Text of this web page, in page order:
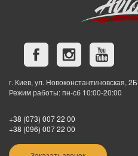
г. Киев, ул. Новоконстантиновская, 2Б
Режим работы: пн-сб 10:00-20:00
+38 (073) 007 22 00
+38 (096) 007 22 00